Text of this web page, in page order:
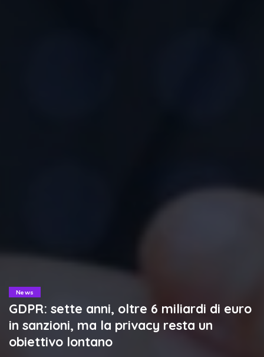
News
GDPR: sette anni, oltre 6 miliardi di euro
in sanzioni, ma la privacy resta un
obiettivo lontano